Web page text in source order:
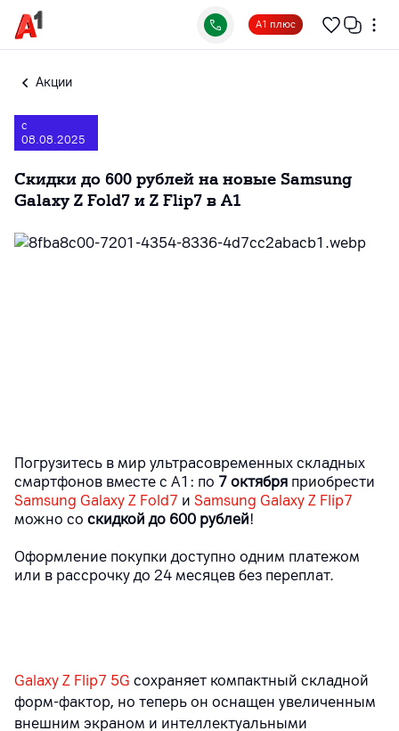
А1 плюс
Акции
с
08.08.2025
Скидки до 600 рублей на новые Samsung
Galaxy Z Fold7 и Z Flip7 в А1
Погрузитесь в мир ультрасовременных складных
смартфонов вместе с А1: по 7 октября приобрести
Samsung Galaxy Z Fold7 и Samsung Galaxy Z Flip7
можно со скидкой до 600 рублей!
Оформление покупки доступно одним платежом
или в рассрочку до 24 месяцев без переплат.
Galaxy Z Flip7 5G сохраняет компактный складной
форм-фактор, но теперь он оснащен увеличенным
внешним экраном и интеллектуальными